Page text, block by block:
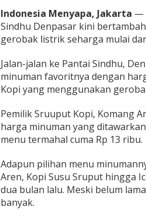
b
u
!
Indonesia Menyapa, Jakarta —
Sindhu Denpasar kini
gerobak listrik seharga mulai
Jalan-jalan ke Pantai Sindhu,
minuman favoritnya dengan
Kopi yang menggunakan
Pemilik Sruuput Kopi, Komang
harga minuman yang
menu termahal cuma Rp 13 ribu.
Adapun pilihan menu
Aren, Kopi Susu Sruput hingga
dua bulan lalu. Meski belum
banyak.